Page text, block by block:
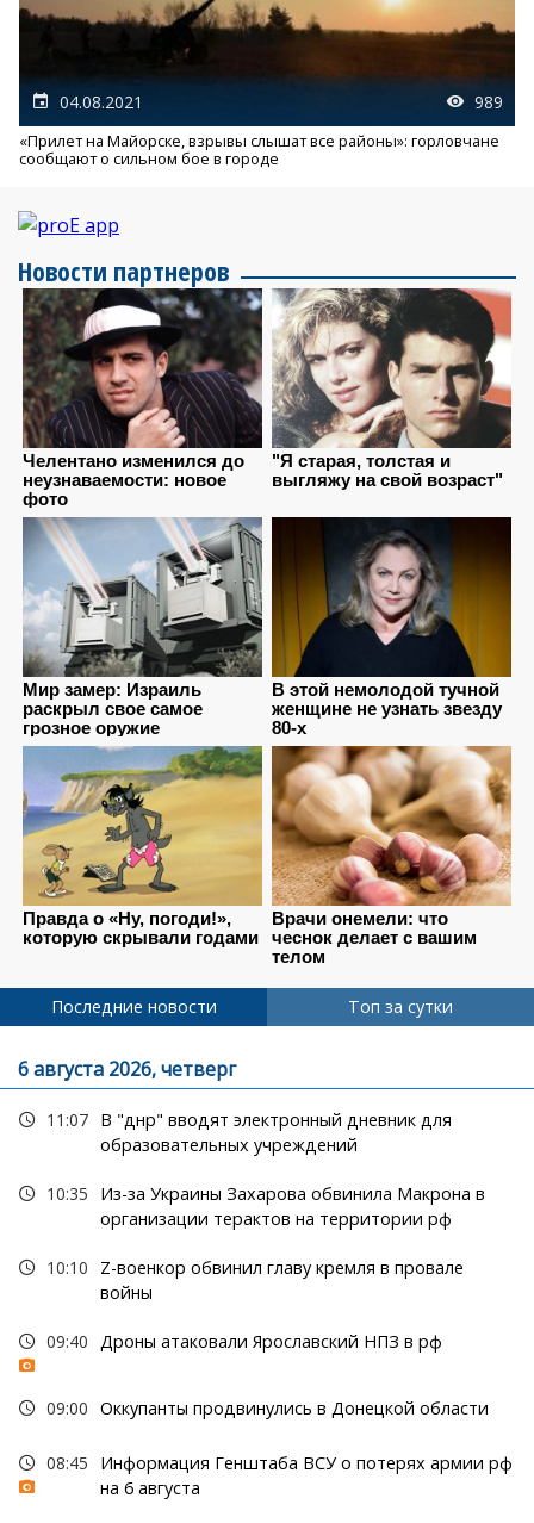
04.08.2021 989
«Прилет на Майорске, взрывы слышат все районы»: горловчане
сообщают о сильном бое в городе
Новости партнеров
Последние новости Топ за сутки
6 августа 2026, четверг
11:07 В "днр" вводят электронный дневник для
образовательных учреждений
10:35
Из-за Украины Захарова обвинила Макрона в
организации терактов на территории рф
10:10
Z-военкор обвинил главу кремля в провале
войны
09:40 Дроны атаковали Ярославский НПЗ в рф
09:00 Оккупанты продвинулись в Донецкой области
08:45
Информация Генштаба ВСУ о потерях армии рф
на 6 августа